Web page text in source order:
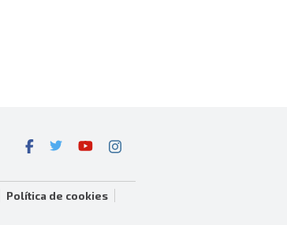
Política de cookies